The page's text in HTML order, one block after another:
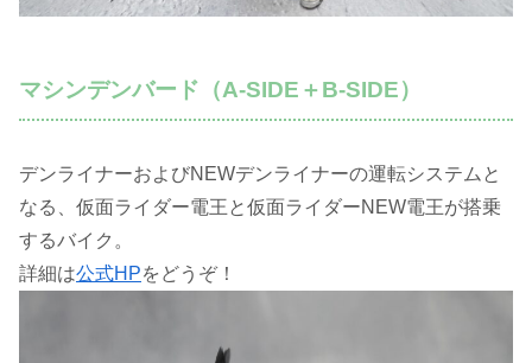
マシンデンバード（A-SIDE＋B-SIDE）
デンライナーおよびNEWデンライナーの運転システムと
なる、仮面ライダー電王と仮面ライダーNEW電王が搭乗
するバイク。
詳細は公式HPをどうぞ！